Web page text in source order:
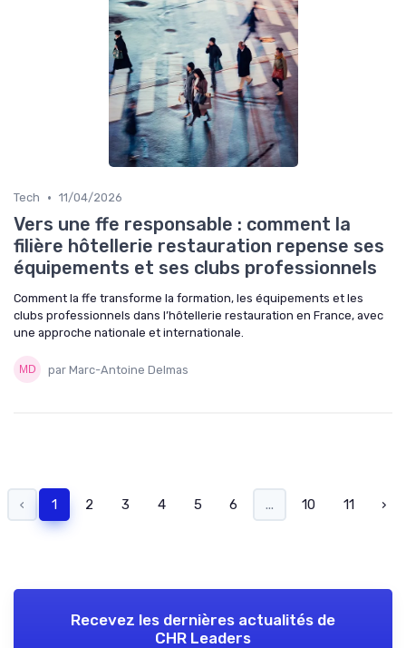
Tech • 11/04/2026
Vers une ffe responsable : comment la
filière hôtellerie restauration repense ses
équipements et ses clubs professionnels
Comment la ffe transforme la formation, les équipements et les
clubs professionnels dans l’hôtellerie restauration en France, avec
une approche nationale et internationale.
par Marc-Antoine Delmas
‹ 1 2 3 4 5 6 ... 10 11 ›
Recevez les dernières actualités de
CHR Leaders